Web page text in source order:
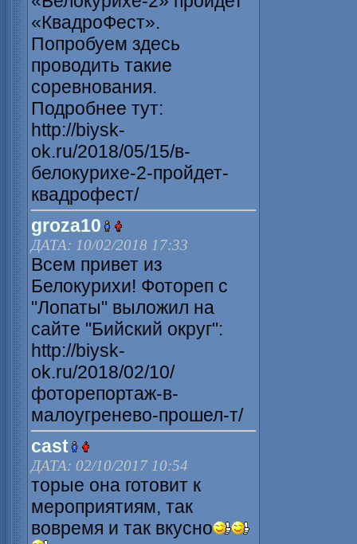
«КвадроФест».
Попробуем здесь
проводить такие
соревнования.
Подробнее тут:
http://biysk-
ok.ru/2018/05/15/в-
белокурихе-2-пройдет-
квадрофест/
groza10
ДАТА: 10/02/2018 17:33
Всем привет из
Белокурихи! Фотореп с
"Лопаты" выложил на
сайте "Бийский округ":
http://biysk-
ok.ru/2018/02/10/
фоторепортаж-в-
малоугренево-прошел-т/
cast
ДАТА: 02/10/2017 10:54
торые она готовит к
мероприятиям, так
вовремя и так вкусно